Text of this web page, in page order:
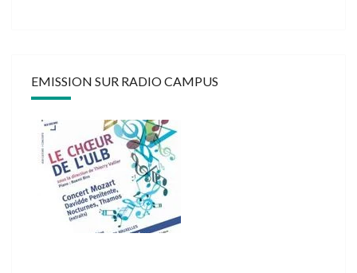
EMISSION SUR RADIO CAMPUS